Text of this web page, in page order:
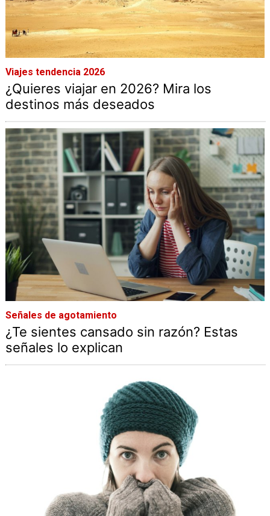
Viajes tendencia 2026
¿Quieres viajar en 2026? Mira los
destinos más deseados
Señales de agotamiento
¿Te sientes cansado sin razón? Estas
señales lo explican